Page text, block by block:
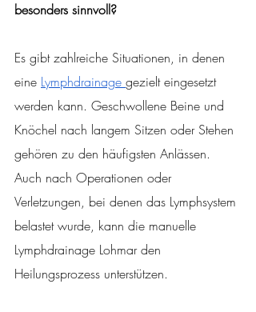
besonders sinnvoll?
Es gibt zahlreiche Situationen, in denen
eine Lymphdrainage gezielt eingesetzt
werden kann. Geschwollene Beine und
Knöchel nach langem Sitzen oder Stehen
gehören zu den häufigsten Anlässen.
Auch nach Operationen oder
Verletzungen, bei denen das Lymphsystem
belastet wurde, kann die manuelle
Lymphdrainage Lohmar den
Heilungsprozess unterstützen.